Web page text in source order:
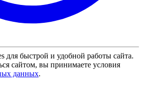
для быстрой и удобной работы сайта.
сайтом, вы принимаете условия
данных.